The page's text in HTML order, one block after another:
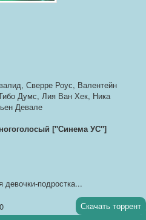
Сверре Роус, Валентейн
Думс, Лия Ван Хек, Ника
Девале
["Синема УС"]
подростка...
Скачать торрент